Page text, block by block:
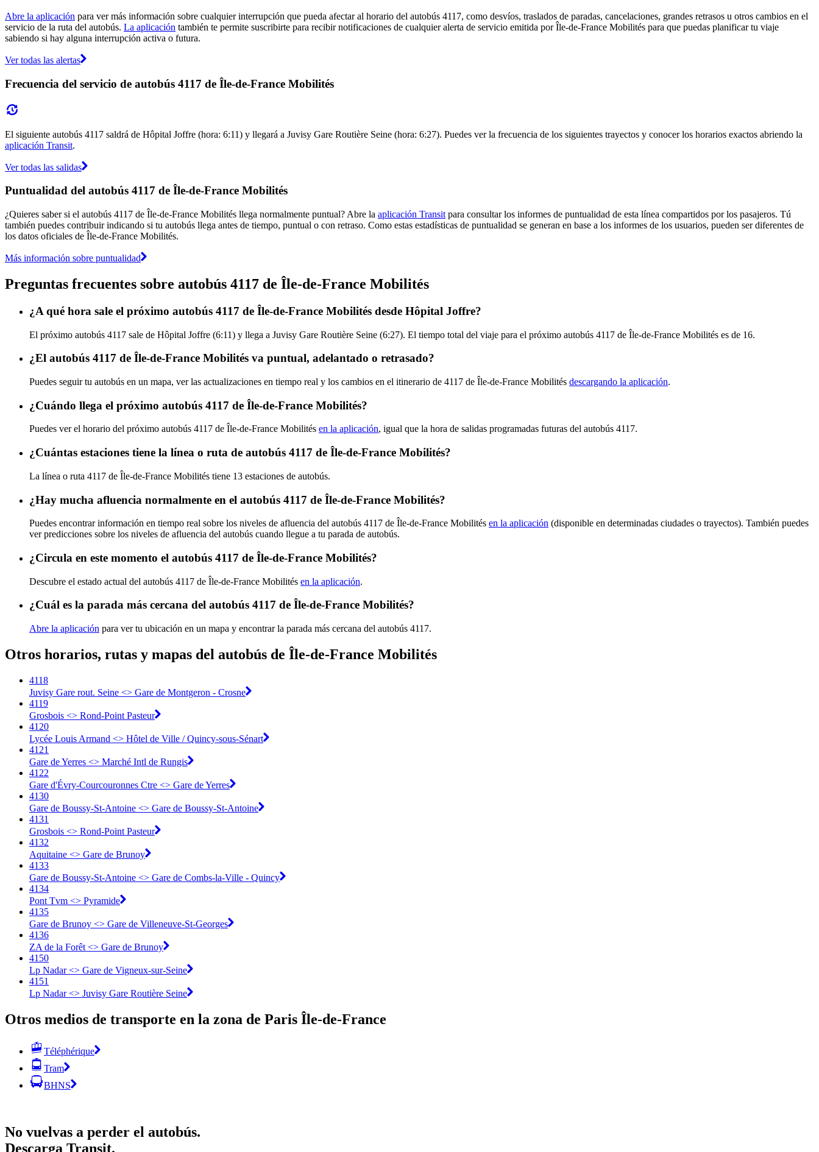
Abre la aplicación para ver más información sobre cualquier interrupción que pueda afectar al horario del autobús 4117, como desvíos, traslados de paradas, cancelaciones, grandes retrasos u otros cambios en el
servicio de la ruta del autobús. La aplicación también te permite suscribirte para recibir notificaciones de cualquier alerta de servicio emitida por Île-de-France Mobilités para que puedas planificar tu viaje
sabiendo si hay alguna interrupción activa o futura.
Ver todas las alertas
Frecuencia del servicio de autobús 4117 de Île-de-France Mobilités
El siguiente autobús 4117 saldrá de Hôpital Joffre (hora: 6:11) y llegará a Juvisy Gare Routière Seine (hora: 6:27). Puedes ver la frecuencia de los siguientes trayectos y conocer los horarios exactos abriendo la
aplicación Transit.
Ver todas las salidas
Puntualidad del autobús 4117 de Île-de-France Mobilités
¿Quieres saber si el autobús 4117 de Île-de-France Mobilités llega normalmente puntual? Abre la aplicación Transit para consultar los informes de puntualidad de esta línea compartidos por los pasajeros. Tú
también puedes contribuir indicando si tu autobús llega antes de tiempo, puntual o con retraso. Como estas estadísticas de puntualidad se generan en base a los informes de los usuarios, pueden ser diferentes de
los datos oficiales de Île-de-France Mobilités.
Más información sobre puntualidad
Preguntas frecuentes sobre autobús 4117 de Île-de-France Mobilités
¿A qué hora sale el próximo autobús 4117 de Île-de-France Mobilités desde Hôpital Joffre?
El próximo autobús 4117 sale de Hôpital Joffre (6:11) y llega a Juvisy Gare Routière Seine (6:27). El tiempo total del viaje para el próximo autobús 4117 de Île-de-France Mobilités es de 16.
¿El autobús 4117 de Île-de-France Mobilités va puntual, adelantado o retrasado?
Puedes seguir tu autobús en un mapa, ver las actualizaciones en tiempo real y los cambios en el itinerario de 4117 de Île-de-France Mobilités descargando la aplicación.
¿Cuándo llega el próximo autobús 4117 de Île-de-France Mobilités?
Puedes ver el horario del próximo autobús 4117 de Île-de-France Mobilités en la aplicación, igual que la hora de salidas programadas futuras del autobús 4117.
¿Cuántas estaciones tiene la línea o ruta de autobús 4117 de Île-de-France Mobilités?
La línea o ruta 4117 de Île-de-France Mobilités tiene 13 estaciones de autobús.
¿Hay mucha afluencia normalmente en el autobús 4117 de Île-de-France Mobilités?
Puedes encontrar información en tiempo real sobre los niveles de afluencia del autobús 4117 de Île-de-France Mobilités en la aplicación (disponible en determinadas ciudades o trayectos). También puedes
ver predicciones sobre los niveles de afluencia del autobús cuando llegue a tu parada de autobús.
¿Circula en este momento el autobús 4117 de Île-de-France Mobilités?
Descubre el estado actual del autobús 4117 de Île-de-France Mobilités en la aplicación.
¿Cuál es la parada más cercana del autobús 4117 de Île-de-France Mobilités?
Abre la aplicación para ver tu ubicación en un mapa y encontrar la parada más cercana del autobús 4117.
Otros horarios, rutas y mapas del autobús de Île-de-France Mobilités
4118
Juvisy Gare rout. Seine <> Gare de Montgeron - Crosne
4119
Grosbois <> Rond-Point Pasteur
4120
Lycée Louis Armand <> Hôtel de Ville / Quincy-sous-Sénart
4121
Gare de Yerres <> Marché Intl de Rungis
4122
Gare d'Évry-Courcouronnes Ctre <> Gare de Yerres
4130
Gare de Boussy-St-Antoine <> Gare de Boussy-St-Antoine
4131
Grosbois <> Rond-Point Pasteur
4132
Aquitaine <> Gare de Brunoy
4133
Gare de Boussy-St-Antoine <> Gare de Combs-la-Ville - Quincy
4134
Pont Tvm <> Pyramide
4135
Gare de Brunoy <> Gare de Villeneuve-St-Georges
4136
ZA de la Forêt <> Gare de Brunoy
4150
Lp Nadar <> Gare de Vigneux-sur-Seine
4151
Lp Nadar <> Juvisy Gare Routière Seine
Otros medios de transporte en la zona de Paris Île-de-France
Téléphérique
Tram
BHNS
No vuelvas a perder el autobús.
Descarga Transit.